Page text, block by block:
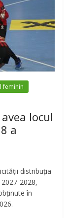
feminin
locul
a
distribuția
2028,
în